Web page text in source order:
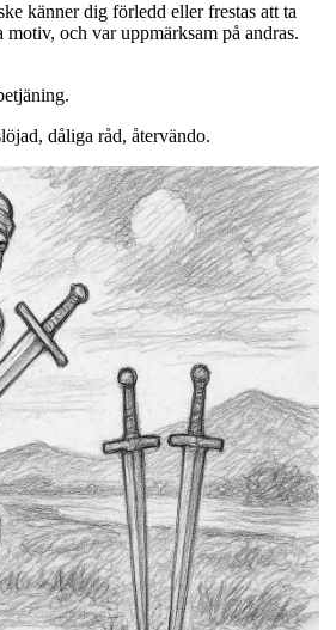
känner dig förledd eller frestas att ta
och var uppmärksam på andras.
dåliga råd, återvändo.